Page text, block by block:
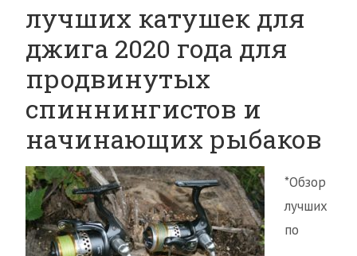
лучших катушек для
джига 2020 года для
продвинутых
спиннингистов и
начинающих рыбаков
*Обзор
лучших
по